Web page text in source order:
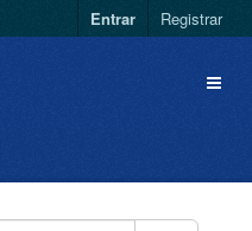
Entrar Registrar